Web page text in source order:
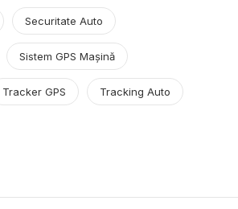
Securitate Auto
Sistem GPS Mașină
Tracker GPS Tracking Auto